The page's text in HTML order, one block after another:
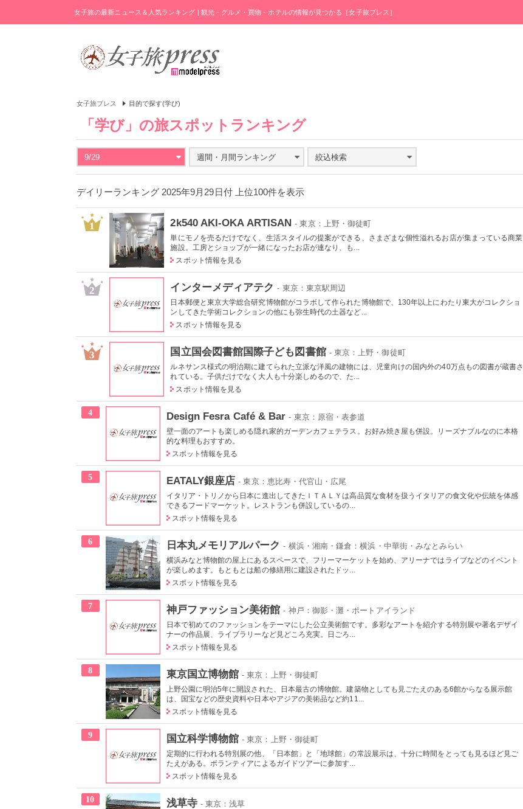
女子旅の最新ニュース＆人気ランキング | 観光・グルメ・買物・ホテルの情報が見つかる［女子旅プレス］
女子旅プレス 目的で探す(学び)
「学び」の旅スポットランキング
9/29 週間・月間ランキング 絞込検索
デイリーランキング 2025年9月29日付 上位100件を表示
1 2k540 AKI-OKA ARTISAN - 東京：上野・御徒町
単にモノを売るだけでなく、生活スタイルの提案ができる、さまざまな個性溢れるお店が集まっている商業
施設。工房とショップが一緒になったお店が連なり、も...
スポット情報を見る
2 インターメディアテク - 東京：東京駅周辺
日本郵便と東京大学総合研究博物館がコラボして作られた博物館で、130年以上にわたり東大がコレクショ
ンしてきた学術コレクションの他にも弥生時代の土器など...
スポット情報を見る
3 国立国会図書館国際子ども図書館 - 東京：上野・御徒町
ルネサンス様式の明治期に建てられた立派な洋風の建物には、児童向けの国内外の40万点もの図書が蔵書さ
れている。子供だけでなく大人も十分楽しめるので、た...
スポット情報を見る
4 Design Fesra Café & Bar - 東京：原宿・表参道
壁一面のアートも楽しめる隠れ家的ガーデンカフェテラス。お好み焼き屋も併設。リーズナブルなのに本格
的な料理もおすすめ。
スポット情報を見る
5 EATALY銀座店 - 東京：恵比寿・代官山・広尾
イタリア・トリノから日本に進出してきたＩＴＡＬＹは高品質な食材を扱うイタリアの食文化や伝統を体感
できるフードマーケット。レストランも併設しているの...
スポット情報を見る
6 日本丸メモリアルパーク - 横浜・湘南・鎌倉：横浜・中華街・みなとみらい
横浜みなと博物館の屋上にあるスペースで、フリーマーケットを始め、アリーナではライブなどのイベント
が楽しめます。もともとは船の修繕用に建設されたドッ...
スポット情報を見る
7 神戸ファッション美術館 - 神戸：御影・灘・ポートアイランド
日本で初めてのファッションをテーマにした公立美術館です。多彩なアートを紹介する特別展や著名デザイ
ナーの作品展、ライブラリーなど見どころ充実。日ごろ...
スポット情報を見る
8 東京国立博物館 - 東京：上野・御徒町
上野公園に明治5年に開設された、日本最古の博物館。建築物としても見ごたえのある6館からなる展示館
は、国宝などの歴史資料や日本やアジアの美術品など約11...
スポット情報を見る
9 国立科学博物館 - 東京：上野・御徒町
定期的に行われる特別展の他、「日本館」と「地球館」の常設展示は、十分に時間をとっても見るほど見ご
たえがある。ボランティアによるガイドツアーに参加す...
スポット情報を見る
10 浅草寺 - 東京：浅草